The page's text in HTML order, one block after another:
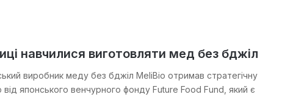
навчилися виготовляти мед без бджіл
виробник меду без бджіл MeliBio отримав стратегічну
від японського венчурного фонду Future Food Fund, який є